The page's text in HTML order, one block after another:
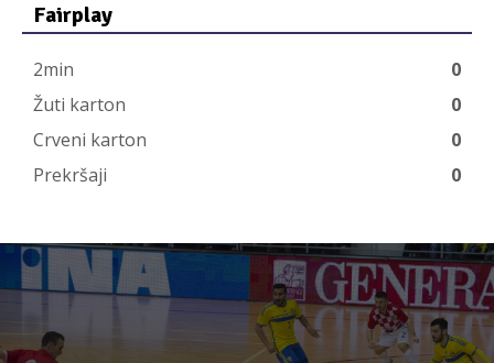
Fairplay
2min
0
Žuti karton
0
Crveni karton
0
Prekršaji
0